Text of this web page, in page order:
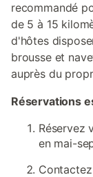
recommandé
de 5 à 15
d'hôtes
brousse et
auprès du
Réservations
Réservez
en mai-